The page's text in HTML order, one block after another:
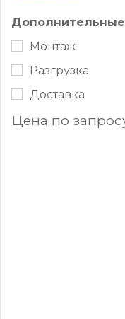
Дополнительные
Монтаж
Разгрузка
Доставка
Цена по